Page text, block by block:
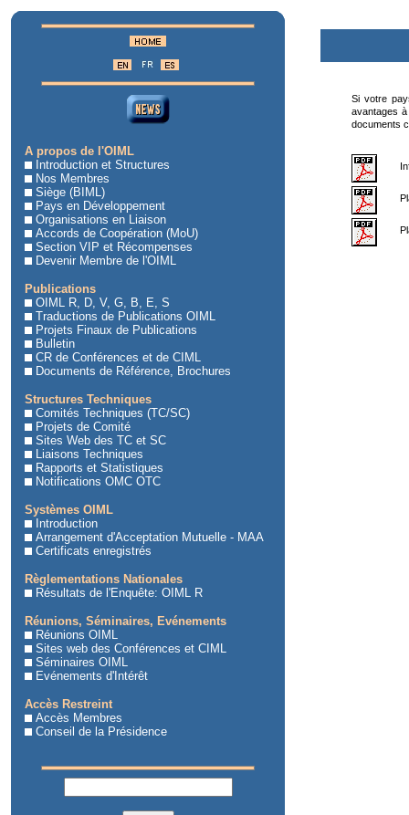
A propos de l'OIML
Introduction et Structures
Nos Membres
Siège (BIML)
Pays en Développement
Organisations en Liaison
Accords de Coopération (MoU)
Section VIP et Récompenses
Devenir Membre de l'OIML
Publications
OIML R, D, V, G, B, E, S
Traductions de Publications OIML
Projets Finaux de Publications
Bulletin
CR de Conférences et de CIML
Documents de Référence, Brochures
Structures Techniques
Comités Techniques (TC/SC)
Projets de Comité
Sites Web des TC et SC
Liaisons Techniques
Rapports et Statistiques
Notifications OMC OTC
Systèmes OIML
Introduction
Arrangement d'Acceptation Mutuelle - MAA
Certificats enregistrés
Règlementations Nationales
Résultats de l'Enquête: OIML R
Réunions, Séminaires, Evénements
Réunions OIML
Sites web des Conférences et CIML
Séminaires OIML
Evénements d'Intérêt
Accès Restreint
Accès Membres
Conseil de la Présidence
Si votre
avantages
documents